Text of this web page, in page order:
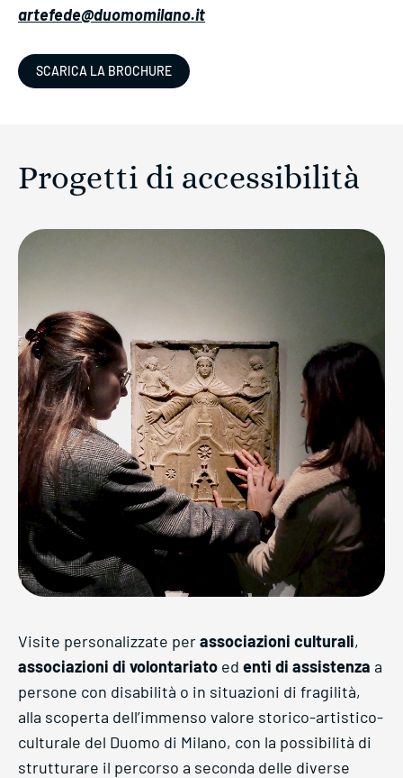
artefede@duomomilano.it
SCARICA LA BROCHURE
Progetti di accessibilità
Visite personalizzate perassociazioni culturali,
associazioni di volontariato ed enti di assistenza a
persone con disabilità o in situazioni di fragilità,
alla scoperta dell’immenso valore storico-artistico-
culturale del Duomo di Milano, con la possibilità di
strutturare il percorso a seconda delle diverse